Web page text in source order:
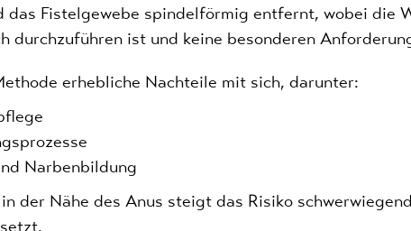
das Fistelgewebe spindelförmig entfernt, wobei die
durchzuführen ist und keine besonderen
erhebliche Nachteile mit sich, darunter:
Narbenbildung
der Nähe des Anus steigt das Risiko